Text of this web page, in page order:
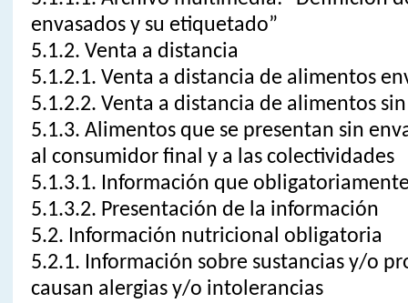
envasados y su etiquetado”
5.1.2. Venta a distancia
5.1.2.1. Venta a distancia de alimentos
5.1.2.2. Venta a distancia de alimentos
5.1.3. Alimentos que se presentan sin
al consumidor final y a las colectividades
5.1.3.1. Información que
5.1.3.2. Presentación de la información
5.2. Información nutricional obligatoria
5.2.1. Información sobre sustancias y/o
causan alergias y/o intolerancias